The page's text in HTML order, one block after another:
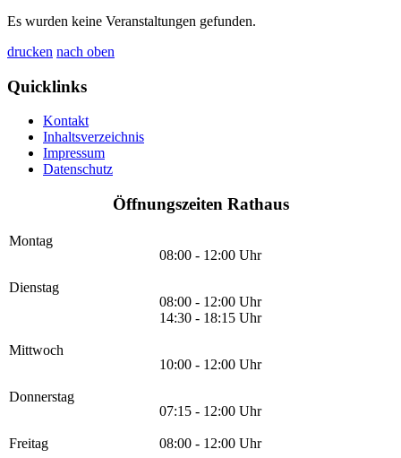
Es wurden keine Veranstaltungen gefunden.
drucken nach oben
Quicklinks
Kontakt
Inhaltsverzeichnis
Impressum
Datenschutz
Öffnungszeiten Rathaus
Montag
08:00 - 12:00 Uhr
Dienstag
08:00 - 12:00 Uhr
14:30 - 18:15 Uhr
Mittwoch
10:00 - 12:00 Uhr
Donnerstag
07:15 - 12:00 Uhr
Freitag 08:00 - 12:00 Uhr